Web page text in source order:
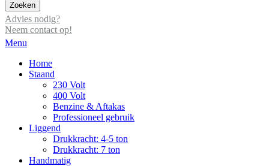
Zoeken
Advies nodig?
Neem contact op!
Menu
Home
Staand
230 Volt
400 Volt
Benzine & Aftakas
Professioneel gebruik
Liggend
Drukkracht: 4-5 ton
Drukkracht: 7 ton
Handmatig